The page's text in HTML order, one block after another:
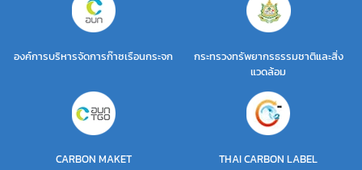
องค์การบริหารจัดการก๊าซเรือนกระจก
กระทรวงทรัพยากรธรรมชาติและสิ่ง
แวดล้อม
CARBON MAKET THAI CARBON LABEL